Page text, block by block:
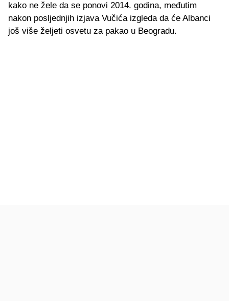
kako ne žele da se ponovi 2014. godina, međutim
nakon posljednjih izjava Vučića izgleda da će Albanci
još više željeti osvetu za pakao u Beogradu.